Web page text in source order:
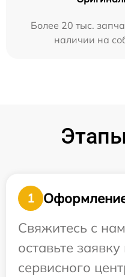
Более 20 тыс.
наличии на
1
Свяжитесь с
оставьте
сервисного